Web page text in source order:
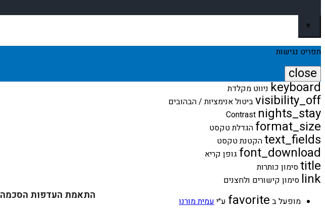
התאמת העדפות הסכמה
תפריט נגישות
close
פתיחה
וסגירה
של
תפריט
הנגישות
keyboard ניווט מקלדת
visibility_offביטול אנימציות / הבהובים
nights_stay
Contrast
format_size הגדלת טקסט
text_fieldsהקטנת טקסט
font_download גופן קריא
titleסימון כותרות
link סימון קישורים ולחצנים
מופעל ב favorite אהבה
ע״יעמית מורנו